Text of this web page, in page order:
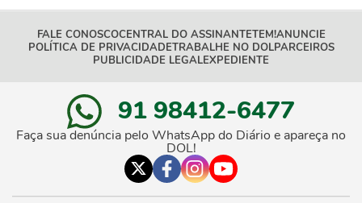
FALE CONOSCOCENTRAL DO ASSINANTETEM!ANUNCIE
POLÍTICA DE PRIVACIDADETRABALHE NO DOLPARCEIROS
PUBLICIDADE LEGALEXPEDIENTE
91 98412-6477
Faça sua denúncia pelo WhatsApp do Diário e apareça no
DOL!